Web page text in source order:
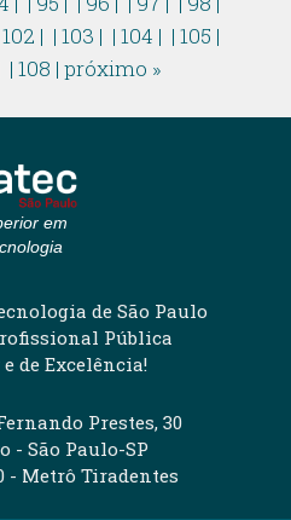
| | 103 | | 104 | | 105 |
| 108 |próximo »
em
de São Paulo
Pública
de Excelência!
Prestes, 30
- São Paulo-SP
- Metrô Tiradentes